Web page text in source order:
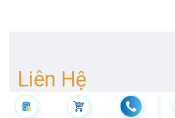
Liên Hệ
Với Chúng Tôi